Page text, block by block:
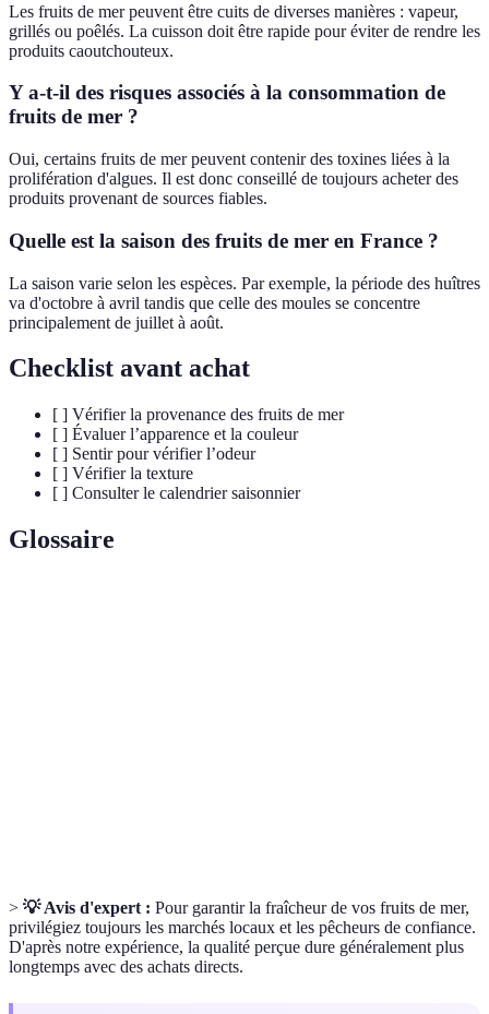
Les fruits de mer peuvent être cuits de diverses manières : vapeur,
grillés ou poêlés. La cuisson doit être rapide pour éviter de rendre les
produits caoutchouteux.
Y a-t-il des risques associés à la consommation de
fruits de mer ?
Oui, certains fruits de mer peuvent contenir des toxines liées à la
prolifération d'algues. Il est donc conseillé de toujours acheter des
produits provenant de sources fiables.
Quelle est la saison des fruits de mer en France ?
La saison varie selon les espèces. Par exemple, la période des huîtres
va d'octobre à avril tandis que celle des moules se concentre
principalement de juillet à août.
Checklist avant achat
[ ] Vérifier la provenance des fruits de mer
[ ] Évaluer l’apparence et la couleur
[ ] Sentir pour vérifier l’odeur
[ ] Vérifier la texture
[ ] Consulter le calendrier saisonnier
Glossaire
> 💡 Avis d'expert : Pour garantir la fraîcheur de vos fruits de mer,
privilégiez toujours les marchés locaux et les pêcheurs de confiance.
D'après notre expérience, la qualité perçue dure généralement plus
longtemps avec des achats directs.